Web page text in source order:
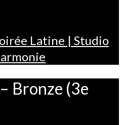
Latine | Studio
Bronze (3e